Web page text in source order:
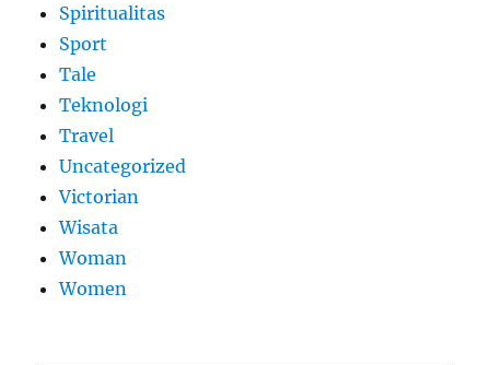
Spiritualitas
Sport
Tale
Teknologi
Travel
Uncategorized
Victorian
Wisata
Woman
Women